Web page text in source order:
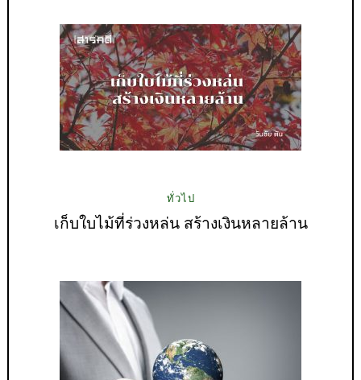
ทั่วไป
เก็บใบไม้ที่ร่วงหล่น สร้างเงินหลายล้าน